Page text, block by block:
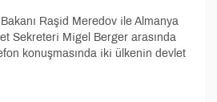
Raşid Meredov ile Almanya
Sekreteri Migel Berger arasında
konuşmasında iki ülkenin devlet